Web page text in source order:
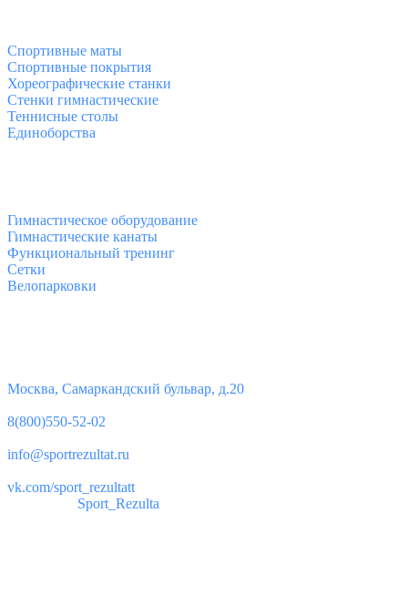
Спортивные маты
Спортивные покрытия
Хореографические станки
Стенки гимнастические
Теннисные столы
Единоборства
Гимнастическое оборудование
Гимнастические канаты
Функциональный тренинг
Сетки
Велопарковки
Москва, Самаркандский бульвар, д.20
8(800)550-52-02
info@sportrezultat.ru
vk.com/sport_rezultatt
Sport_Rezulta